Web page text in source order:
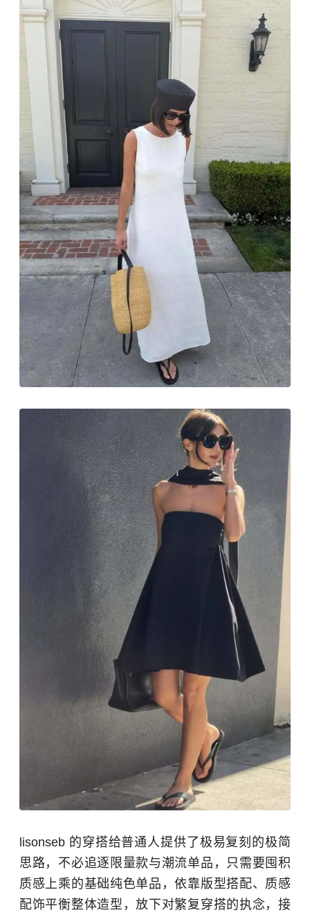
lisonseb 的穿搭给普通人提供了极易复刻的极简
思路，不必追逐限量款与潮流单品，只需要囤积
质感上乘的基础纯色单品，依靠版型搭配、质感
配饰平衡整体造型，放下对繁复穿搭的执念，接